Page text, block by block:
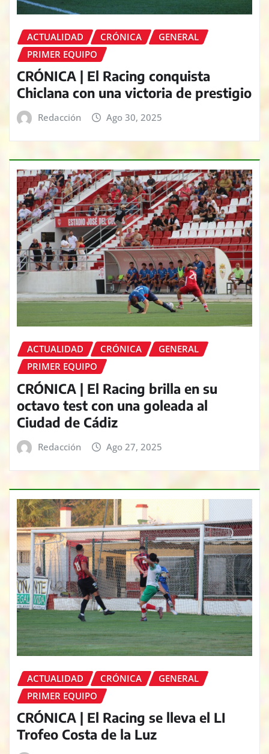
ACTUALIDAD CRÓNICA
GENERAL
PRIMER EQUIPO
CRÓNICA | El Racing conquista
Chiclana con una victoria de prestigio
Redacción Ago 30, 2025
ACTUALIDAD CRÓNICA
GENERAL
PRIMER EQUIPO
CRÓNICA | El Racing brilla en su
octavo test con una goleada al
Ciudad de Cádiz
Redacción Ago 27, 2025
ACTUALIDAD CRÓNICA
GENERAL
PRIMER EQUIPO
CRÓNICA | El Racing se lleva el LI
Trofeo Costa de la Luz